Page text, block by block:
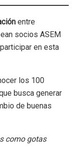
entre
socios ASEM
en esta
los 100
busca generar
de buenas
como gotas